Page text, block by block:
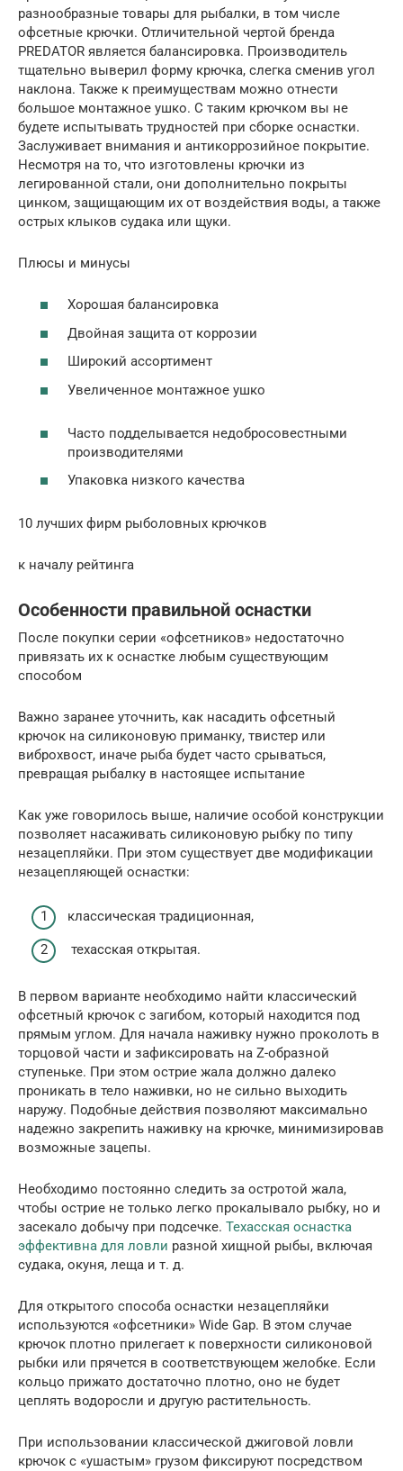
разнообразные товары для рыбалки, в том числе
офсетные крючки. Отличительной чертой бренда
PREDATOR является балансировка. Производитель
тщательно выверил форму крючка, слегка сменив угол
наклона. Также к преимуществам можно отнести
большое монтажное ушко. С таким крючком вы не
будете испытывать трудностей при сборке оснастки.
Заслуживает внимания и антикоррозийное покрытие.
Несмотря на то, что изготовлены крючки из
легированной стали, они дополнительно покрыты
цинком, защищающим их от воздействия воды, а также
острых клыков судака или щуки.
Плюсы и минусы
Хорошая балансировка
Двойная защита от коррозии
Широкий ассортимент
Увеличенное монтажное ушко
Часто подделывается недобросовестными
производителями
Упаковка низкого качества
10 лучших фирм рыболовных крючков
к началу рейтинга
Особенности правильной оснастки
После покупки серии «офсетников» недостаточно
привязать их к оснастке любым существующим
способом
Важно заранее уточнить, как насадить офсетный
крючок на силиконовую приманку, твистер или
виброхвост, иначе рыба будет часто срываться,
превращая рыбалку в настоящее испытание
Как уже говорилось выше, наличие особой конструкции
позволяет насаживать силиконовую рыбку по типу
незацепляйки. При этом существует две модификации
незацепляющей оснастки:
классическая традиционная,
техасская открытая.
В первом варианте необходимо найти классический
офсетный крючок с загибом, который находится под
прямым углом. Для начала наживку нужно проколоть в
торцовой части и зафиксировать на Z-образной
ступеньке. При этом острие жала должно далеко
проникать в тело наживки, но не сильно выходить
наружу. Подобные действия позволяют максимально
надежно закрепить наживку на крючке, минимизировав
возможные зацепы.
Необходимо постоянно следить за остротой жала,
чтобы острие не только легко прокалывало рыбку, но и
засекало добычу при подсечке. Техасская оснастка
эффективна для ловли разной хищной рыбы, включая
судака, окуня, леща и т. д.
Для открытого способа оснастки незацепляйки
используются «офсетники» Wide Gap. В этом случае
крючок плотно прилегает к поверхности силиконовой
рыбки или прячется в соответствующем желобке. Если
кольцо прижато достаточно плотно, оно не будет
цеплять водоросли и другую растительность.
При использовании классической джиговой ловли
крючок с «ушастым» грузом фиксируют посредством